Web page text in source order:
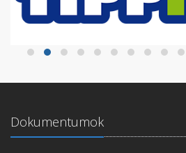
Dokumentumok